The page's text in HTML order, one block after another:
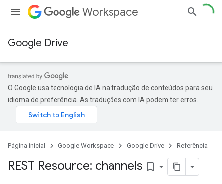
Workspace
Google Drive
O Google usa tecnologia de IA na tradução de conteúdos para seu
idioma de preferência. As traduções com IA podem ter erros.
Página inicial Google Workspace Google Drive Referência
REST Resource: channels bookmark_border